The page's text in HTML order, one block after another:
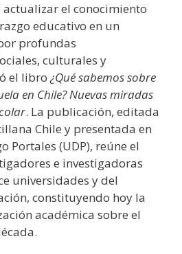
el conocimiento
educativo en un
profundas
culturales y
el libro¿Qué sabemos sobre
en Chile? Nuevas miradas
. La publicación, editada
Chile y presentada en
Portales (UDP), reúne el
e investigadoras
universidades y del
constituyendo hoy la
académica sobre el